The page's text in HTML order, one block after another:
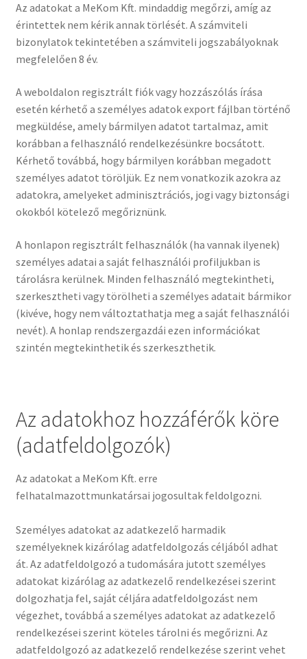
Az adatokat a MeKom Kft. mindaddig megőrzi, amíg az
érintettek nem kérik annak törlését. A számviteli
bizonylatok tekintetében a számviteli jogszabályoknak
megfelelően 8 év.
A weboldalon regisztrált fiók vagy hozzászólás írása
esetén kérhető a személyes adatok export fájlban történő
megküldése, amely bármilyen adatot tartalmaz, amit
korábban a felhasználó rendelkezésünkre bocsátott.
Kérhető továbbá, hogy bármilyen korábban megadott
személyes adatot töröljük. Ez nem vonatkozik azokra az
adatokra, amelyeket adminisztrációs, jogi vagy biztonsági
okokból kötelező megőriznünk.
A honlapon regisztrált felhasználók (ha vannak ilyenek)
személyes adatai a saját felhasználói profiljukban is
tárolásra kerülnek. Minden felhasználó megtekintheti,
szerkesztheti vagy törölheti a személyes adatait bármikor
(kivéve, hogy nem változtathatja meg a saját felhasználói
nevét). A honlap rendszergazdái ezen információkat
szintén megtekinthetik és szerkeszthetik.
Az adatokhoz hozzáférők köre
(adatfeldolgozók)
Az adatokat a MeKom Kft. erre
felhatalmazottmunkatársai jogosultak feldolgozni.
Személyes adatokat az adatkezelő harmadik
személyeknek kizárólag adatfeldolgozás céljából adhat
át. Az adatfeldolgozó a tudomására jutott személyes
adatokat kizárólag az adatkezelő rendelkezései szerint
dolgozhatja fel, saját céljára adatfeldolgozást nem
végezhet, továbbá a személyes adatokat az adatkezelő
rendelkezései szerint köteles tárolni és megőrizni. Az
adatfeldolgozó az adatkezelő rendelkezése szerint vehet